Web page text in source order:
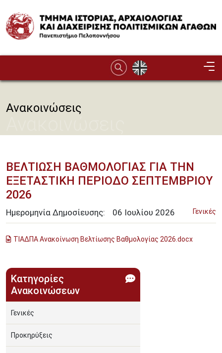
Image
Ανακοινώσεις
ΒΕΛΤΙΩΣΗ ΒΑΘΜΟΛΟΓΙΑΣ ΓΙΑ ΤΗΝ
ΕΞΕΤΑΣΤΙΚΗ ΠΕΡΙΟΔΟ ΣΕΠΤΕΜΒΡΙΟΥ
2026
Γενικές
Ημερομηνία Δημοσίευσης: 06 Ιουλίου 2026
ΤΙΑΔΠΑ Ανακοίνωση Βελτίωσης Βαθμολογίας 2026.docx
Κατηγορίες
Ανακοινώσεων
Γενικές
Προκηρύξεις